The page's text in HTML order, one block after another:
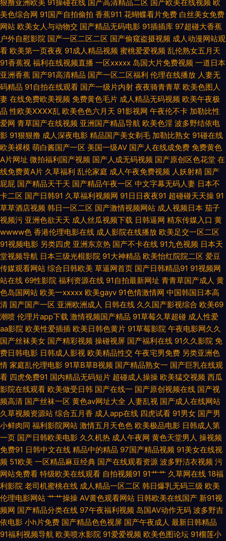
内射 婷婷五月资源网 超碰碰一本道 久操视频网 91蝌蚪人妻对白 后入白丝视
频 久草免费福利网站 欧美日韩色另类综合 青春草在线资源AV 91福利社 三级
文学AV 豆花av岛国 影音先锋动漫av成人 福利视频91 久久国产精品麻豆产
91老司机在线观看 91福利电影网 欧美激情91 97干色 青青草免费无码 18岁
网站免费观看 91大神探花在线 强奸乱轮在线 变态另类综合网 婷婷五月草草
网 影音先锋丝袜丝足 色色在线看 中文字幕13页 伊人狼人久久 福利AV电影
亚洲91精品 超碰九色91 青娱乐论坛视频 国产性福AⅤ 在线看h片网站 豆花网
在线观看 亚洲精品色码 日本二区大全 色色91 久久大伊人 神马A片福利视频
一区 欧美TV尤物 在线天堂资源 欧美性一区二区三区 天天操av电影 欧美日
韩色阁 91极品探花 黑料豆花导航 97成人上网 www男人的天堂 东京热一区
av 国产精品成 99热最新在线 成人碰碰免费视频 变态另类一区在线视频 岛国
精品一区久久 97色伦综合在线无码视频 白虎美女爆操91 av网址在线免费观
看 爱福利视频 成人无码在线观看MV 91大神唐伯虎 在线免费观看视频91 香
蕉黄色片 伊人色亚洲色 国产第18页 伊人精片 91免费网页链接 自慰青青草原
无码毛茸茸 婷婷色青青色大香蕉 91红杏社区在线 中文原创AV 97日韩 午夜
成人av 美女探花综合 中文字幕亚洲日本 狼友秘密入口 中文人妻熟妇精品 啊
v视频 在线成人电影A片网站 91网站在线看 在线视频国产高清 91站色 色情
天堂 日本不卡一区二区 少妇爽炮20p 97青青草超碰 三级性爱网址 自慰aaa
在线视频99 欧美毛茸茸老片子 亚洲啪啪网 国产青草91娱乐 自慰潮喷在线
97不卡视频 微拍福利一区二区 亚洲成人一区 欧美午夜网 国产网址 欧美性爱
入入欧美 91专区在线欢看 免费看大片黄色网址 性爱黄色一级网站 日本黄色
免费成人网站一区欧韩 九九热99视频 浮力黄色影院 操逼网站不卡 成人免费
狠撸亚洲欧美 91操碰在线 国产高清精品二区 国产欧美在线视频 欧
美色综合网 91国产自拍偷拍 香蕉911 花蝴蝶看片免费 白丝美女免费
网站 欧美女人与动物交 国产精品无码电影 91插插库 97超碰大香蕉
户外自慰影院 国产一区二区二区 国产偷窥盗摄视频 成人动漫网站观
看 欧美第一页夜夜 91成人精品视频 蜜桃爱爱视频 乱伦熟女五月天
91香蕉视 福利在线视频直播 一区xxxxx 岛国大片免费视频 一道日本
亚洲香蕉 国产91高清精品 国产一区二区福利 伦理在线播放 人妻无
码精品 91自拍在线观看 国产一级片内射 夜夜骑青青草 欧美色图人
妻 在线免费欧美视频 免费黄色毛片 成人精品无码视频 欧美午夜极
品 性欧美ⅩⅩⅩⅩ乱 欧美色色六月天 91影视网 午夜伦不卡 加勒比性
爱网 青草国产在线视频 亚洲国产精品导航 欧美色淫 波多野结依电
影 91狠狠撸 成人深夜电影 精品国产美女剃毛 加勒比熟女 91碰在线
欧美裸模 萌白酱国产一区 美国一级AV 国产人在线成免费 免费黄色
A片网址 微拍福利国产视频 国产人成无码视频 国产原创区色花堂 在
线免费黄A片 久草福利 乱伦家庭 成人午夜免费视频 人妖射精 国产
屁屁 国产精品天干天 国产精品午夜一区 中文字幕无码人妻 日本不
卡二区 国产日韩91 久草福利视频网 91日日夜夜91 超碰碰天天操 91
草草酒店视频 韩日一区二区 国产激情视频网站 成人视频日本 茄子
视频污 亚洲色欲天天 成人丝瓜视频下载 日韩逼网 精东传媒入口 黄
wwww色 香港伦理电影在线 成人影院在线播放 欧美足交一区二区
91视频电影 另类四虎 亚洲东京热 国产不卡在线 91九色视频 日本天
堂视频导航 日本三级光棍影院 91大神精品 欧美怡红院院二区 爱豆
传媒观看网站 综合日韩欧美 草逼网首页 国产日韩精品91 91视频网
站在线 69性影院 福利资源在线 91自拍最新网址 青青草国产成人 黄
色岛国网站 欧美一xxxxx 欧美gayv 91色情激情网 中国韩国日本高
清 国产国产一区 亚洲欧洲成人 日韩在线 久久国产影视综合 欧美69
潮喷 伦理片app下载 激情视频国产精品 91草莓久草超碰 成人性爱
aa影院 欧美性爱插插 欧美日韩色黄片 91草莓影院 午夜电影网久久
国产丝袜美女 国产精彩视频 操碰视屏 国产福利在线 91久久影院 免
费日韩电影 日韩成人影视 欧美精品性交 午夜宅男免费 另类亚洲色
情 家庭乱伦理电影 91草B草B视频 国产精品熟女一 国产巨乳在线观
看 四虎免费91 国内精品无码短片 超碰成人操操 欧美猛交视频 西瓜
影院在线观看 欧美做受日韩 国产在线一 国产原创视频在线 国产视
频高清 国产丝袜一区 黄色av网址大全 人妻乱视 国产成人在线网站
久草视频资源站 综合五月香 成人app在线 四虎试看 91男女 国产男
小鲜肉同 福利影院网站 激情五月天色色 欧美极品电影 日韩成人第
一页 国产日韩欧美电影 久久机热 成人午夜网 黄色天堂男人 操视频
免费91 日韩中文在线 精品中的精品 97国产精品视频 91美女在线视
频 51欧美 一区精品麻豆经典 国产在线观看资源 波多野洁衣视频 污
网站免费看 特级欧美在线观看 自拍视频91 91艹艹 久草网在线 18福
利影院 老司机蜜桃在线 成人精品一区二区 韩日爆乳无码三级 欧美
伦理电影网站 艹艹操操 AV黄色观看网站 日韩欧美在线国产 新91视
频网 国产精品分类在线 97午夜福利视频 岛国AV动作无码 波多野吉
依电影 小h片免费 国产精品色色视屏 国产午夜成人 最新日韩精品
91福利视频导航 欧美喷水影院 91爱爱视频 欧美色图论坛 91榴莲小